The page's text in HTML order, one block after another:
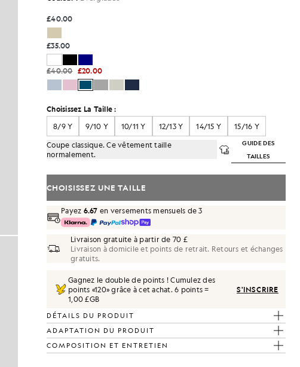
£40.00
£35.00
£40.00 £20.00
Choisissez La Taille :
8/9 Y
9/10 Y 10/11 Y 12/13 Y 14/15 Y
15/16 Y
Coupe classique. Ce vêtement taille
normalement.
GUIDE DES
TAILLES
CHOISISSEZ UNE TAILLE
Payez 6.67 en versements mensuels de 3
Livraison gratuite à partir de 70 £
Livraison à domicile et points de retrait. Retours et échanges
gratuits.
Gagnez le double de points ! Cumulez des
points «120» grâce à cet achat.6 points =
1,00 £GB
S'INSCRIRE
DÉTAILS DU PRODUIT
ADAPTATION DU PRODUIT
COMPOSITION ET ENTRETIEN